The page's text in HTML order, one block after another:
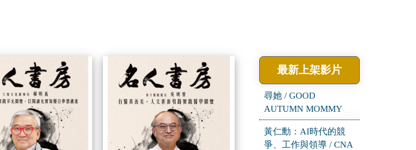
最新上架影片
尋她 / GOOD
AUTUMN MOMMY
黃仁勳：AI時代的競
爭、工作與領導 / CNA